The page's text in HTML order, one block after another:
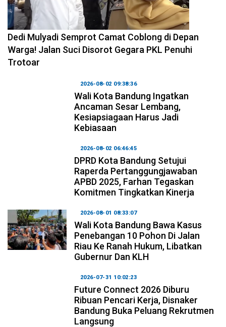
2026-08-04 10:29:06
Dedi Mulyadi Semprot Camat Coblong di Depan
Warga! Jalan Suci Disorot Gegara PKL Penuhi
Trotoar
2026-08-02 09:38:36
Wali Kota Bandung Ingatkan
Ancaman Sesar Lembang,
Kesiapsiagaan Harus Jadi
Kebiasaan
2026-08-02 06:46:45
DPRD Kota Bandung Setujui
Raperda Pertanggungjawaban
APBD 2025, Farhan Tegaskan
Komitmen Tingkatkan Kinerja
2026-08-01 08:33:07
Wali Kota Bandung Bawa Kasus
Penebangan 10 Pohon Di Jalan
Riau Ke Ranah Hukum, Libatkan
Gubernur Dan KLH
2026-07-31 10:02:23
Future Connect 2026 Diburu
Ribuan Pencari Kerja, Disnaker
Bandung Buka Peluang Rekrutmen
Langsung